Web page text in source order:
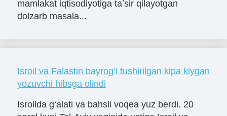
mamlakat iqtisodiyotiga taʼsir qilayotgan
dolzarb masala...
Isroil va Falastin bayrogʻi tushirilgan kipa kiygan
yozuvchi hibsga olindi
Isroilda gʻalati va bahsli voqea yuz berdi. 20